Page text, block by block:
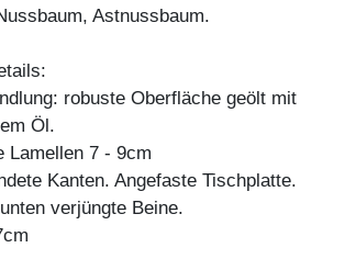
Astnussbaum.
robuste Oberfläche geölt mit
Öl.
Lamellen 7 - 9cm
Kanten. Angefaste Tischplatte.
verjüngte Beine.